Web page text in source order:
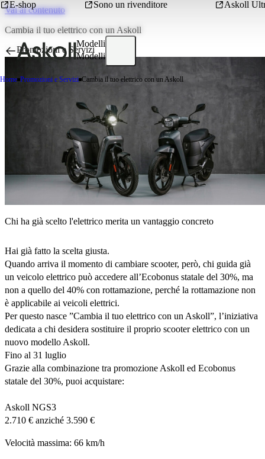
Vai al contenuto
E-shop Sono un rivenditore Askoll
Modelli
Modelli
Home Promozioni e Servizi Cambia il tuo elettrico con un Askoll
Cambia il tuo elettrico con un Askoll
Promozioni e Servizi
Chi ha già scelto l'elettrico merita un vantaggio concreto
Hai già fatto la scelta giusta.
Quando arriva il momento di cambiare scooter, però, chi guida già
un veicolo elettrico può accedere all’Ecobonus statale del 30%, ma
non a quello del 40% con rottamazione, perché la rottamazione non
è applicabile ai veicoli elettrici.
Per questo nasce ”Cambia il tuo elettrico con un Askoll”, l’iniziativa
dedicata a chi desidera sostituire il proprio scooter elettrico con un
nuovo modello Askoll.
Fino al 31 luglio
Grazie alla combinazione tra promozione Askoll ed Ecobonus
statale del 30%, puoi acquistare:
Askoll NGS3
2.710 € anziché 3.590 €
Velocità massima: 66 km/h